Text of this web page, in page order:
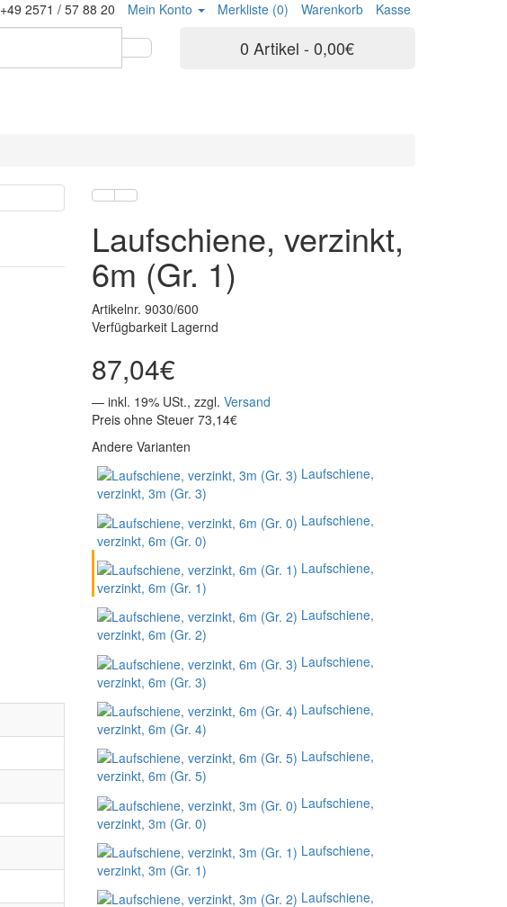
+49 2571 / 57 88 20 Mein Konto Merkliste (0) Warenkorb Kasse
0 Artikel - 0,00€
Laufschiene, verzinkt,
6m (Gr. 1)
Artikelnr. 9030/600
Verfügbarkeit Lagernd
87,04€
— inkl. 19% USt., zzgl. Versand
Preis ohne Steuer 73,14€
Andere Varianten
Laufschiene,
verzinkt, 3m (Gr. 3)
Laufschiene,
verzinkt, 6m (Gr. 0)
Laufschiene,
verzinkt, 6m (Gr. 1)
Laufschiene,
verzinkt, 6m (Gr. 2)
Laufschiene,
verzinkt, 6m (Gr. 3)
Laufschiene,
verzinkt, 6m (Gr. 4)
Laufschiene,
verzinkt, 6m (Gr. 5)
Laufschiene,
verzinkt, 3m (Gr. 0)
Laufschiene,
verzinkt, 3m (Gr. 1)
Laufschiene,